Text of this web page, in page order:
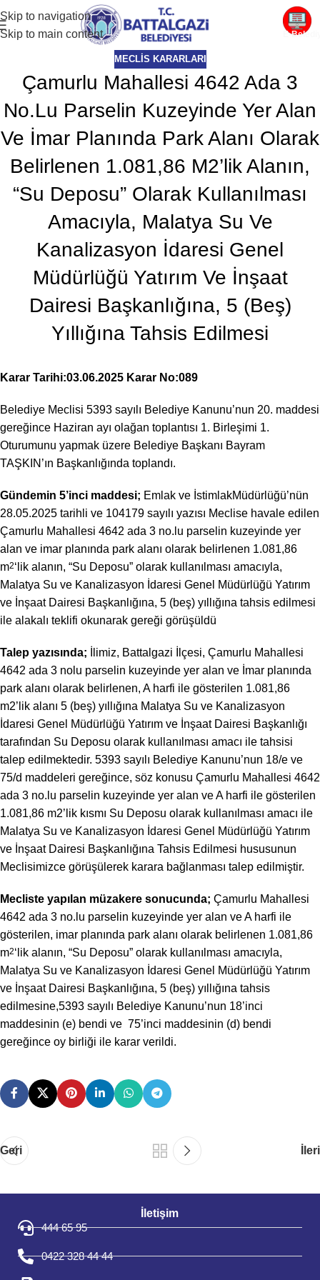
Skip to navigation
Skip to main content
E-
MECLIS KARARLARI
Çamurlu Mahallesi 4642 Ada 3
No.Lu Parselin Kuzeyinde Yer Alan
Ve İmar Planında Park Alanı Olarak
Belirlenen 1.081,86 M2’lik Alanın,
“Su Deposu” Olarak Kullanılması
Amacıyla, Malatya Su Ve
Kanalizasyon İdaresi Genel
Müdürlüğü Yatırım Ve İnşaat
Dairesi Başkanlığına, 5 (Beş)
Yıllığına Tahsis Edilmesi
Karar Tarihi:03.06.2025 Karar No:089
Belediye Meclisi 5393 sayılı Belediye Kanunu’nun 20. maddesi
gereğince Haziran ayı olağan toplantısı 1. Birleşimi 1.
Oturumunu yapmak üzere Belediye Başkanı Bayram
TAŞKIN’ın Başkanlığında toplandı.
Gündemin 5’inci maddesi; Emlak ve İstimlakMüdürlüğü’nün
28.05.2025 tarihli ve 104179 sayılı yazısı Meclise havale edilen
Çamurlu Mahallesi 4642 ada 3 no.lu parselin kuzeyinde yer
alan ve imar planında park alanı olarak belirlenen 1.081,86
m2‘lik alanın, “Su Deposu” olarak kullanılması amacıyla,
Malatya Su ve Kanalizasyon İdaresi Genel Müdürlüğü Yatırım
ve İnşaat Dairesi Başkanlığına, 5 (beş) yıllığına tahsis edilmesi
ile alakalı teklifi okunarak gereği görüşüldü
Talep yazısında;
İlimiz, Battalgazi İlçesi, Çamurlu Mahallesi
4642 ada 3 nolu parselin kuzeyinde yer alan ve İmar planında
park alanı olarak belirlenen, A harfi ile gösterilen 1.081,86
m2’lik alanı 5 (beş) yıllığına Malatya Su ve Kanalizasyon
İdaresi Genel Müdürlüğü Yatırım ve İnşaat Dairesi Başkanlığı
tarafından Su Deposu olarak kullanılması amacı ile tahsisi
talep edilmektedir. 5393 sayılı Belediye Kanunu’nun 18/e ve
75/d maddeleri gereğince, söz konusu Çamurlu Mahallesi 4642
ada 3 no.lu parselin kuzeyinde yer alan ve A harfi ile gösterilen
1.081,86 m2’lik kısmı Su Deposu olarak kullanılması amacı ile
Malatya Su ve Kanalizasyon İdaresi Genel Müdürlüğü Yatırım
ve İnşaat Dairesi Başkanlığına Tahsis Edilmesi hususunun
Meclisimizce görüşülerek karara bağlanması talep edilmiştir.
Mecliste yapılan müzakere sonucunda; Çamurlu Mahallesi
4642 ada 3 no.lu parselin kuzeyinde yer alan ve A harfi ile
gösterilen, imar planında park alanı olarak belirlenen 1.081,86
m2‘lik alanın, “Su Deposu” olarak kullanılması amacıyla,
Malatya Su ve Kanalizasyon İdaresi Genel Müdürlüğü Yatırım
ve İnşaat Dairesi Başkanlığına, 5 (beş) yıllığına tahsis
edilmesine,5393 sayılı Belediye Kanunu’nun 18’inci
maddesinin (e) bendi ve 75’inci maddesinin (d) bendi
gereğince oy birliği ile karar verildi.
Geri İleri
İletişim
444 65 95
0422 328 44 44